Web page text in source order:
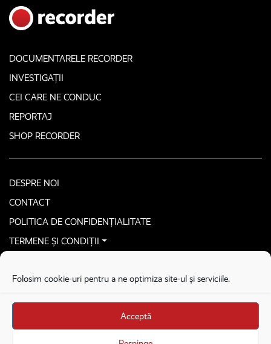
Folosim cookie-uri pentru a ne optimiza site-ul și serviciile.
Acceptă
DOCUMENTARELE RECORDER
INVESTIGAȚII
CEI CARE NE CONDUC
REPORTAJ
SHOP RECORDER
DESPRE NOI
CONTACT
POLITICA DE CONFIDENȚIALITATE
TERMENE ȘI CONDIȚII
Stega creative
Brandul Recorder e operat de Asociația Recorder Community, sub licența SC